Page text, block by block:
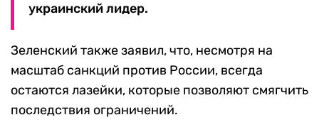
украинский лидер.
Зеленский также заявил, что, несмотря на
масштаб санкций против России, всегда
остаются лазейки, которые позволяют смягчить
последствия ограничений.